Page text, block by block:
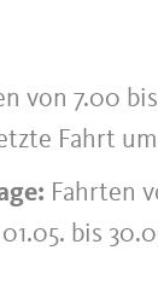
von 7.00
Fahrt
Fahrten
bis